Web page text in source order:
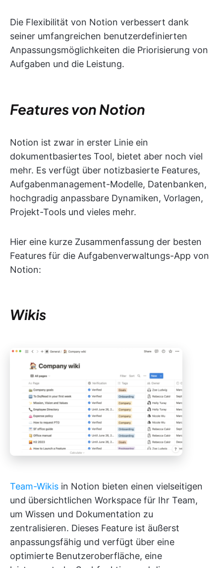
Die Flexibilität von Notion verbessert dank
seiner umfangreichen benutzerdefinierten
Anpassungsmöglichkeiten die Priorisierung von
Aufgaben und die Leistung.
Features von Notion
Notion ist zwar in erster Linie ein
dokumentbasiertes Tool, bietet aber noch viel
mehr. Es verfügt über notizbasierte Features,
Aufgabenmanagement-Modelle, Datenbanken,
hochgradig anpassbare Dynamiken, Vorlagen,
Projekt-Tools und vieles mehr.
Hier eine kurze Zusammenfassung der besten
Features für die Aufgabenverwaltungs-App von
Notion:
Wikis
Team-Wikis in Notion bieten einen vielseitigen
und übersichtlichen Workspace für Ihr Team,
um Wissen und Dokumentation zu
zentralisieren. Dieses Feature ist äußerst
anpassungsfähig und verfügt über eine
optimierte Benutzeroberfläche, eine